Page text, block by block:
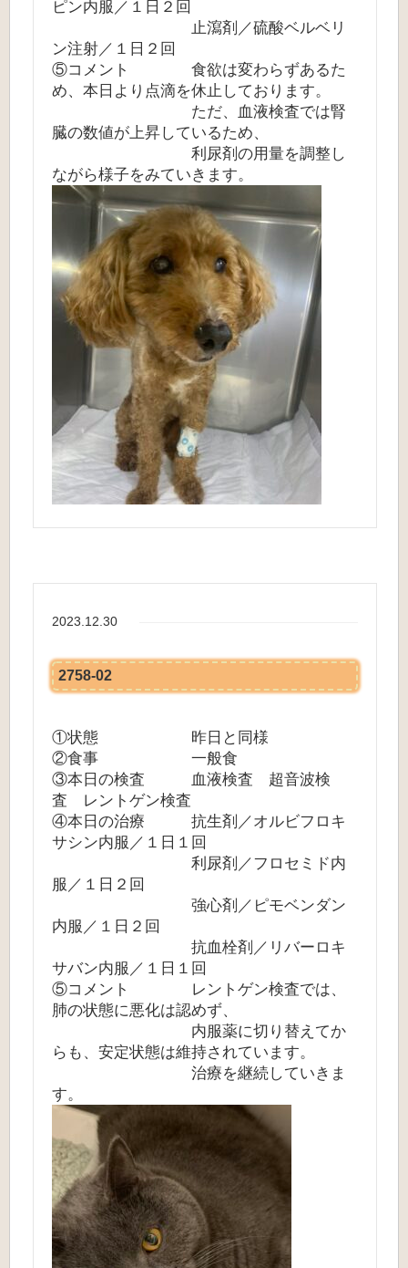
ピン内服／１日２回
止瀉剤／硫酸ベルベリ
ン注射／１日２回
⑤コメント 食欲は変わらずあるた
め、本日より点滴を休止しております。
ただ、血液検査では腎
臓の数値が上昇しているため、
利尿剤の用量を調整し
ながら様子をみていきます。
2023.12.30
2758-02
①状態 昨日と同様
②食事 一般食
③本日の検査 血液検査 超音波検
査 レントゲン検査
④本日の治療 抗生剤／オルビフロキ
サシン内服／１日１回
利尿剤／フロセミド内
服／１日２回
強心剤／ピモベンダン
内服／１日２回
抗血栓剤／リバーロキ
サバン内服／１日１回
⑤コメント レントゲン検査では、
肺の状態に悪化は認めず、
内服薬に切り替えてか
らも、安定状態は維持されています。
治療を継続していきま
す。